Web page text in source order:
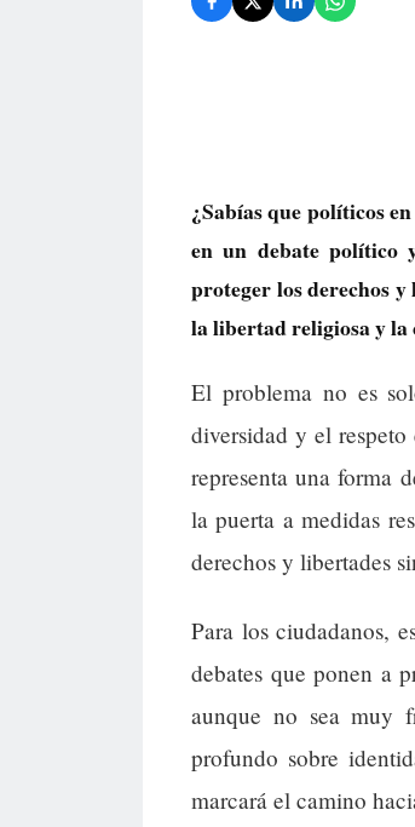
¿Sabías que políticos
en un debate político
proteger los derechos
la libertad religiosa y la
El problema no es
diversidad y el
representa una forma
la puerta a medidas
derechos y libertades
Para los ciudadanos,
debates que ponen a
aunque no sea muy
profundo sobre
marcará el camino